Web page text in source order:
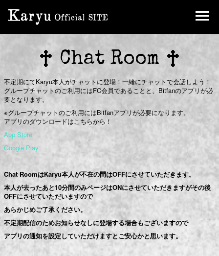
Chat Room
不定期にてKaryu本人がチャットに登場！一緒にチャットで会話しよう！
グループチャットのご利用にはFC会員であることと、Bitfanのアプリが必
要となります。
※グループチャットのご利用にはBitfanアプリが必要になります。
アプリのダウンロードはこちらから！
App Store
Google Play
Chat RoomはKaryu本人が不在の間はOFFにさせていただきます。
本人が去ったあと10分間のみページはONにさせていただきますがその後
OFFにさせていただいますので
あらかじめご了承ください。
不定期配信のためお知らせなしに登場する場合もございますので
アプリの通知を設定していただけますとご安心かと思います。